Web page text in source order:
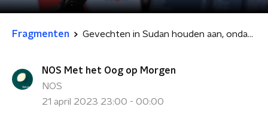
Fragmenten Gevechten in Sudan houden aan, ondanks wapenstilstand
NOS Met het Oog op Morgen
NOS
21 april 2023 23:00 - 00:00